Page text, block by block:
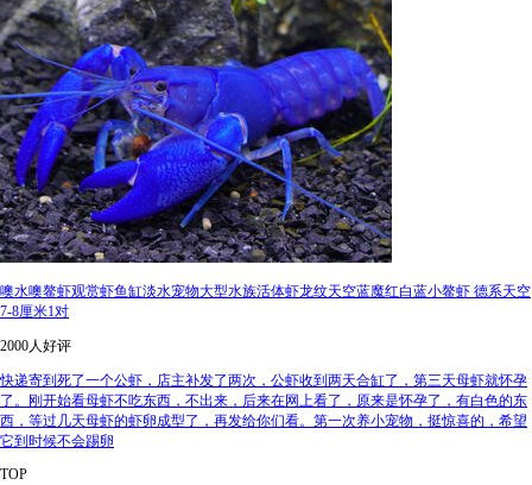
噢水噢鳌虾观赏虾鱼缸淡水宠物大型水族活体虾龙纹天空蓝魔红白蓝小鳌虾 德系天空
7-8厘米1对
2000人好评
快递寄到死了一个公虾，店主补发了两次，公虾收到两天合缸了，第三天母虾就怀孕
了。刚开始看母虾不吃东西，不出来，后来在网上看了，原来是怀孕了，有白色的东
西，等过几天母虾的虾卵成型了，再发给你们看。第一次养小宠物，挺惊喜的，希望
它到时候不会踢卵
TOP